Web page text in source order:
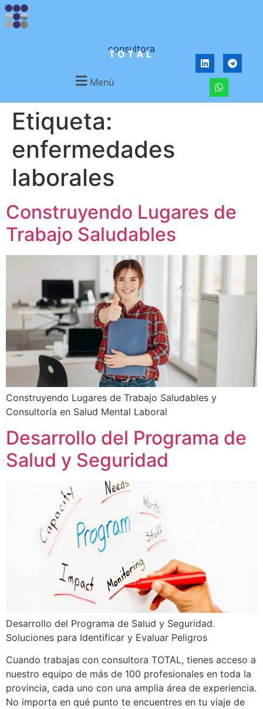
consultora
TOTAL
Menú
Etiqueta:
enfermedades
laborales
Construyendo Lugares de
Trabajo Saludables
Construyendo Lugares de Trabajo Saludables y
Consultoría en Salud Mental Laboral
Desarrollo del Programa de
Salud y Seguridad
Desarrollo del Programa de Salud y Seguridad.
Soluciones para Identificar y Evaluar Peligros
Cuando trabajas con consultora TOTAL, tienes acceso a
nuestro equipo de más de 100 profesionales en toda la
provincia, cada uno con una amplia área de experiencia.
No importa en qué punto te encuentres en tu viaje de